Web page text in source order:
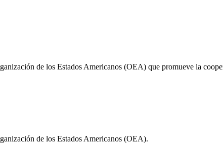
de los Estados Americanos (OEA) que promueve la
de los Estados Americanos (OEA).